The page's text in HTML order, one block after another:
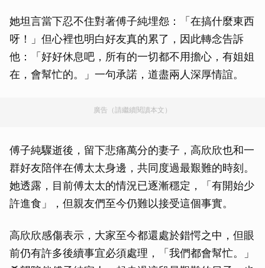
她坦言當下忍不住對著傅子純埋怨：「在搞什麼東西
呀！」但心裡也明白好友真的累了，因此轉念告訴
他：「好好休息吧，所有的一切都不用擔心，有姐姐
在，會幫忙的。」一句承諾，道盡兩人深厚情誼。
廣告（請繼續閱讀本文）
傅子純驟逝後，留下悲痛萬分的妻子，高欣欣也和一
群好友陪伴在傅太太身邊，共同度過最艱難的時刻。
她透露，目前傅太太的情況已逐漸穩定，「有開始少
許進食」，但親友們至今仍難以接受這個事實。
高欣欣感傷表示，大家至今都還處於錯愕之中，但眼
前仍有許多後續事宜必須處理，「我們都會幫忙。」